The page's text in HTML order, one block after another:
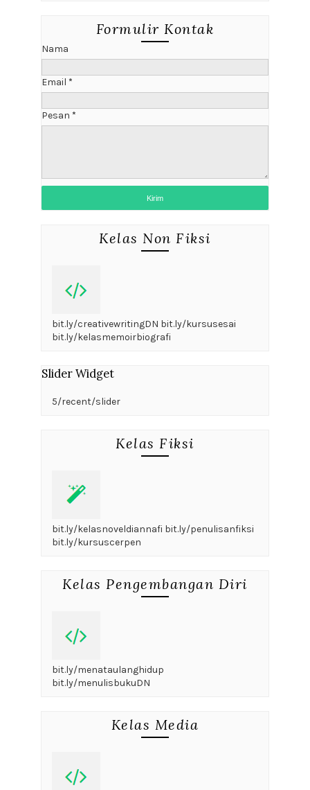
Formulir Kontak
Nama
Email *
Pesan *
Kelas Non Fiksi
bit.ly/creativewritingDN bit.ly/kursusesai
bit.ly/kelasmemoirbiografi
Slider Widget
5/recent/slider
Kelas Fiksi
bit.ly/kelasnoveldiannafi bit.ly/penulisanfiksi
bit.ly/kursuscerpen
Kelas Pengembangan Diri
bit.ly/menataulanghidup
bit.ly/menulisbukuDN
Kelas Media